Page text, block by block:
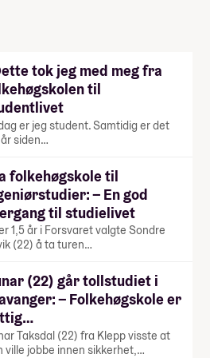
tok jeg med meg fra
til
er jeg student. Samtidig er det
siden…
folkehøgskole til
– En god
til studielivet
1,5 år i Forsvaret valgte Sondre
(22) å ta turen…
(22) går tollstudiet i
– Folkehøgskole er
Taksdal (22) fra Klepp visste at
ville jobbe innen sikkerhet,…